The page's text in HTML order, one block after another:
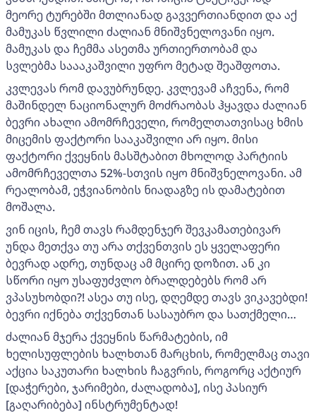
მეორე ტურებში მთლიანად გავვერთიანდით და აქ
მამუკას წვლილი ძალიან მნიშვნელოვანი იყო.
მამუკას და ჩემმა ასეთმა ურთიერთობამ და
სვლებმა საააკაშვილი უფრო მეტად შეაშფოთა.
კვლევას რომ დავუბრუნდე. კვლევამ აჩვენა, რომ
მაშინდელ ნაციონალურ მოძრაობას ჰყავდა ძალიან
ბევრი ახალი ამომრჩეველი, რომელთათვისაც ხმის
მიცემის ფაქტორი სააკაშვილი არ იყო. მისი
ფაქტორი ქვეყნის მასშტაბით მხოლოდ პარტიის
ამომრჩეველთა 52%-სთვის იყო მნიშვნელოვანი. ამ
რეალობამ, ეჭვიანობის ნიადაგზე ის დამატებით
მოშალა.
ვინ იცის, ჩემ თავს რამდენჯერ შევკამათებივარ
უნდა მეთქვა თუ არა თქვენთვის ეს ყველაფერი
ბევრად ადრე, თუნდაც ამ მცირე დოზით. ან კი
სწორი იყო უსაფუძვლო ბრალდებებს რომ არ
ვპასუხობდი?! ასეა თუ ისე, დღემდე თავს ვიკავებდი!
ბევრი იქნება თქვენთან სასაუბრო და სათქმელი…
ძალიან მჯერა ქვეყნის წარმატების, იმ
ხელისუფლების ხალხთან მარცხის, რომელმაც თავი
აქცია საკუთარი ხალხის ჩაგვრის, როგორც აქტიურ
[დაჭერები, ჯარიმები, ძალადობა], ისე პასიურ
[გაღარიბება] ინსტრუმენტად!